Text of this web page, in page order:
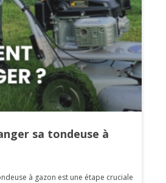
sa tondeuse à
à gazon est une étape cruciale